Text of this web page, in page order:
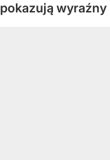
pokazują